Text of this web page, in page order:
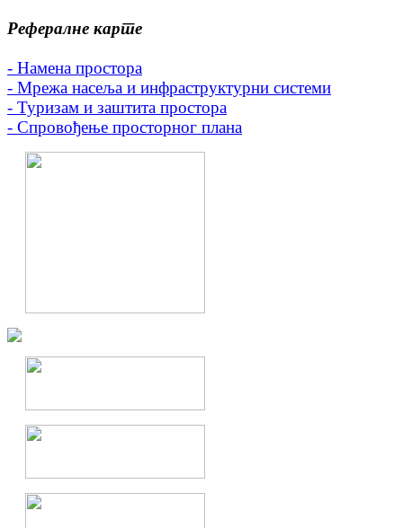
Рефералне карте
- Намена простора
- Мрежа насеља и инфраструктурни системи
- Туризам и заштита простора
- Спровођење просторног плана